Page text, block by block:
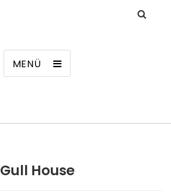
MENÜ
Gull House